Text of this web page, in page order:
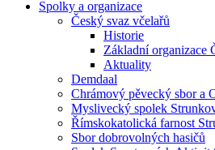
Spolky a organizace
Český svaz včelařů
Historie
Základní organizace
Aktuality
Demdaal
Chrámový pěvecký sbor a
Myslivecký spolek
Římskokatolická farnost
Sbor dobrovolných hasičů